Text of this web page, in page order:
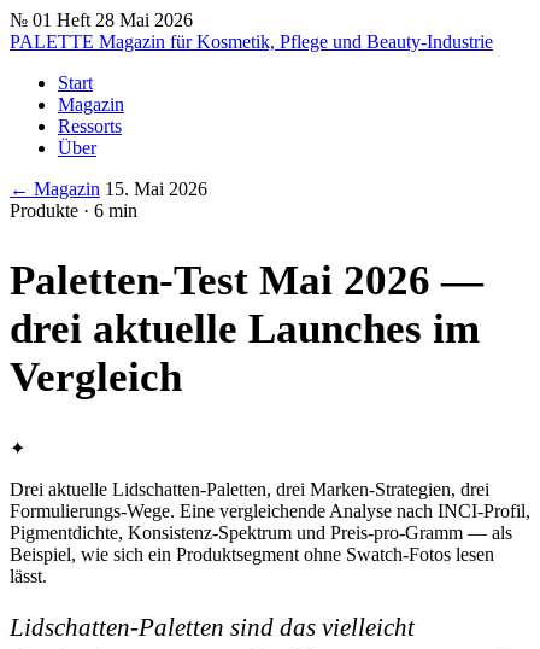
№ 01 Heft 28 Mai 2026
PALETTE Magazin für Kosmetik, Pflege und Beauty-Industrie
Start
Magazin
Ressorts
Über
← Magazin 15. Mai 2026
Produkte · 6 min
Paletten-Test Mai 2026 —
drei aktuelle Launches im
Vergleich
✦
Drei aktuelle Lidschatten-Paletten, drei Marken-Strategien, drei
Formulierungs-Wege. Eine vergleichende Analyse nach INCI-Profil,
Pigmentdichte, Konsistenz-Spektrum und Preis-pro-Gramm — als
Beispiel, wie sich ein Produktsegment ohne Swatch-Fotos lesen
lässt.
Lidschatten-Paletten sind das vielleicht